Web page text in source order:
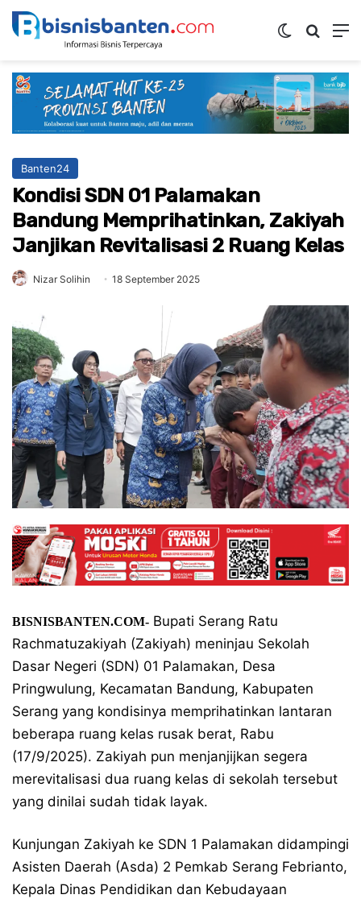
Switch skin
Banten24
Kondisi SDN 01 Palamakan
Bandung Memprihatinkan, Zakiyah
Janjikan Revitalisasi 2 Ruang Kelas
Nizar Solihin 18 September 2025
BISNISBANTEN.COM- Bupati Serang Ratu
Rachmatuzakiyah (Zakiyah) meninjau Sekolah
Dasar Negeri (SDN) 01 Palamakan, Desa
Pringwulung, Kecamatan Bandung, Kabupaten
Serang yang kondisinya memprihatinkan lantaran
beberapa ruang kelas rusak berat, Rabu
(17/9/2025). Zakiyah pun menjanjijkan segera
merevitalisasi dua ruang kelas di sekolah tersebut
yang dinilai sudah tidak layak.
Kunjungan Zakiyah ke SDN 1 Palamakan didampingi
Asisten Daerah (Asda) 2 Pemkab Serang Febrianto,
Kepala Dinas Pendidikan dan Kebudayaan